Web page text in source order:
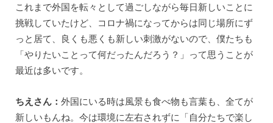
これまで外国を転々として過ごしながら毎日新しいことに
挑戦していたけど、コロナ禍になってからは同じ場所にず
っと居て、良くも悪くも新しい刺激がないので、僕たちも
「やりたいことって何だったんだろう？」って思うことが
最近は多いです。
ちえさん： 外国にいる時は風景も食べ物も言葉も、全てが
新しいもんね。今は環境に左右されずに「自分たちで楽し